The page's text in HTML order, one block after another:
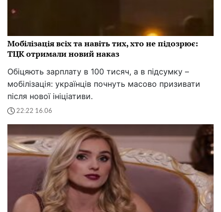
Мобілізація всіх та навіть тих, хто не підозрює:
ТЦК отримали новий наказ
Обіцяють зарплату в 100 тисяч, а в підсумку –
мобілізація: українців почнуть масово призивати
після нової ініціативи.
22:22 16.06